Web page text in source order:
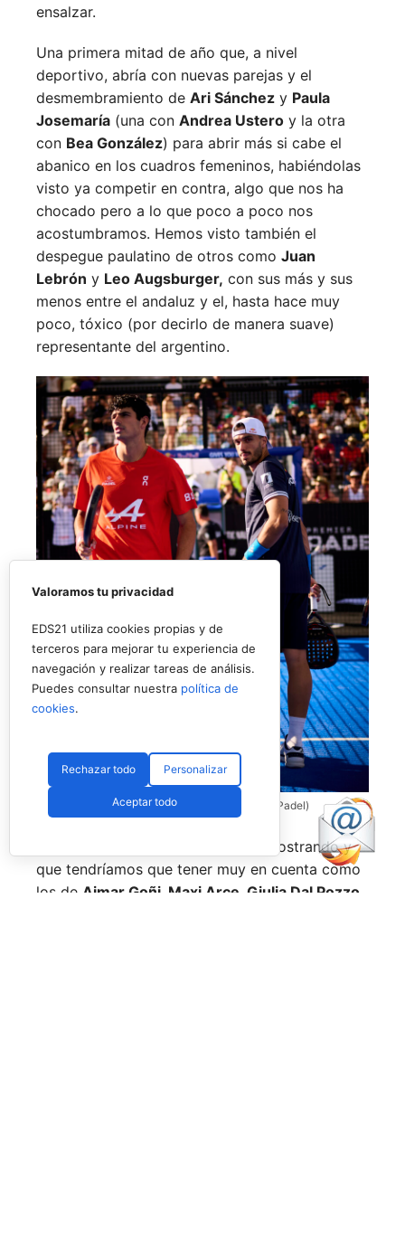
ensalzar.
Una primera mitad de año que, a nivel
deportivo, abría con nuevas parejas y el
desmembramiento de Ari Sánchez y Paula
Josemaría (una con Andrea Ustero y la otra
con Bea González) para abrir más si cabe el
abanico en los cuadros femeninos, habiéndolas
visto ya competir en contra, algo que nos ha
chocado pero a lo que poco a poco nos
acostumbramos. Hemos visto también el
despegue paulatino de otros como Juan
Lebrón y Leo Augsburger, con sus más y sus
menos entre el andaluz y el, hasta hace muy
poco, tóxico (por decirlo de manera suave)
representante del argentino.
Coello y Galán, dos rivales fantásticos (Premier Padel)
Nombres propios que se han ido mostrando y
que tendríamos que tener muy en cuenta como
los de Aimar Goñi, Maxi Arce, Giulia Dal Pozzo,
Valoramos tu privacidad
EDS21 utiliza cookies propias y de
terceros para mejorar tu experiencia de
navegación y realizar tareas de análisis.
Puedes consultar nuestra política de
cookies.
Rechazar todo Personalizar
Aceptar todo